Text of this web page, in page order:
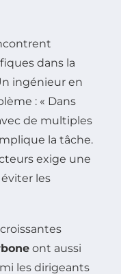
dans la
ingénieur en
: « Dans
de multiples
la tâche.
exige une
les
ont aussi
les dirigeants